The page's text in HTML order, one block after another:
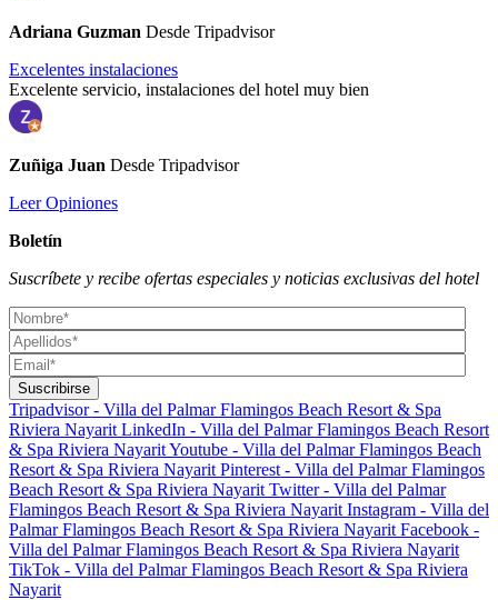
Adriana Guzman Desde Tripadvisor
Excelentes instalaciones
Excelente servicio, instalaciones del hotel muy bien
Zuñiga Juan Desde Tripadvisor
Leer Opiniones
Boletín
Suscríbete y recibe ofertas especiales y noticias exclusivas del hotel
Tripadvisor - Villa del Palmar Flamingos Beach Resort & Spa
Riviera Nayarit LinkedIn - Villa del Palmar Flamingos Beach Resort
& Spa Riviera NayaritYoutube - Villa del Palmar Flamingos Beach
Resort & Spa Riviera Nayarit Pinterest - Villa del Palmar Flamingos
Beach Resort & Spa Riviera Nayarit Twitter - Villa del Palmar
Flamingos Beach Resort & Spa Riviera Nayarit Instagram - Villa del
Palmar Flamingos Beach Resort & Spa Riviera Nayarit Facebook -
Villa del Palmar Flamingos Beach Resort & Spa Riviera Nayarit
TikTok - Villa del Palmar Flamingos Beach Resort & Spa Riviera
Nayarit